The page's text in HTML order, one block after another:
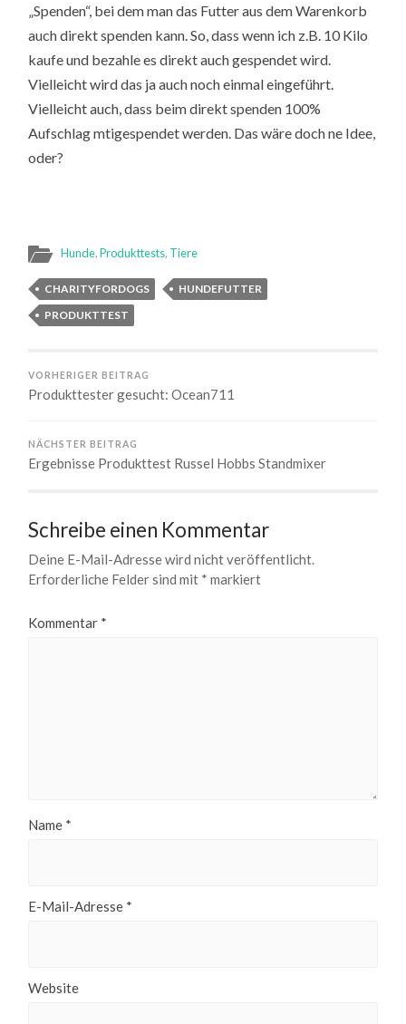
„Spenden“, bei dem man das Futter aus dem Warenkorb
auch direkt spenden kann. So, dass wenn ich z.B. 10 Kilo
kaufe und bezahle es direkt auch gespendet wird.
Vielleicht wird das ja auch noch einmal eingeführt.
Vielleicht auch, dass beim direkt spenden 100%
Aufschlag mtigespendet werden. Das wäre doch ne Idee,
oder?
Hunde,Produkttests, Tiere
CHARITYFORDOGS
HUNDEFUTTER
PRODUKTTEST
VORHERIGER BEITRAG
Produkttester gesucht: Ocean711
NÄCHSTER BEITRAG
Ergebnisse Produkttest Russel Hobbs Standmixer
Schreibe einen Kommentar
Deine E-Mail-Adresse wird nicht veröffentlicht.
Erforderliche Felder sind mit * markiert
Kommentar *
Name *
E-Mail-Adresse *
Website